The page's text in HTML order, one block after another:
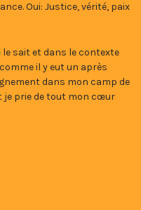
Oui: Justice, vérité, paix
le sait et dans le contexte
il y eut un après
dans mon camp de
je prie de tout mon cœur